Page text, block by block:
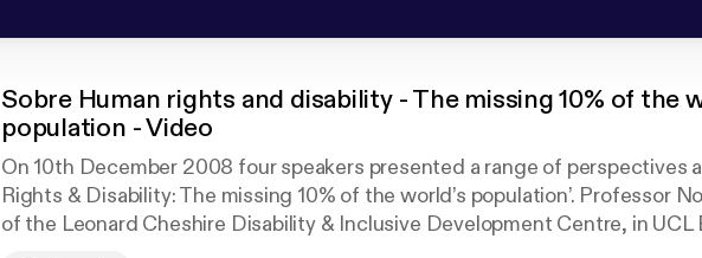
Sobre Human rights and disability - The missing 10% of the
population - Video
On 10th December 2008 four speakers presented a range of perspectives
Rights & Disability: The missing 10% of the world’s population’. Professor
of the Leonard Cheshire Disability & Inclusive Development Centre, in UCL